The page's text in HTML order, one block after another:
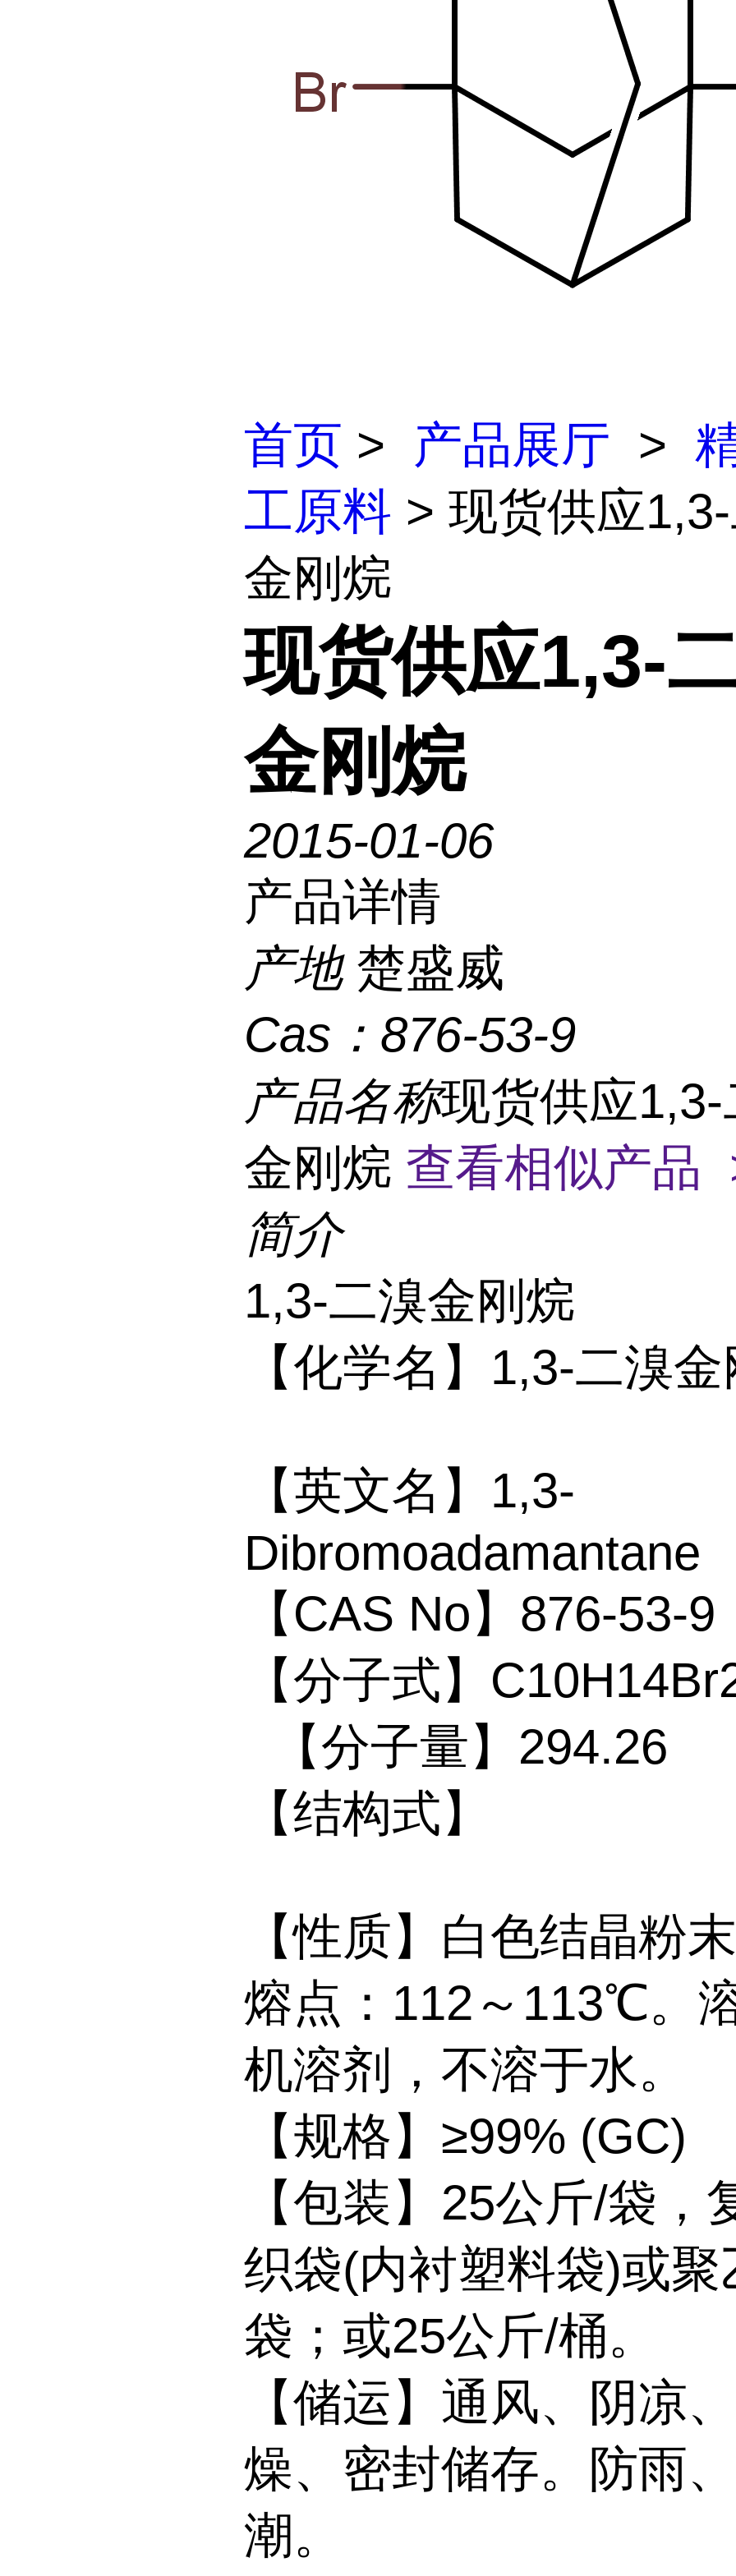
首页 > 产品展厅 >
工原料 > 现货供应
金刚烷
现货供应1,3-
金刚烷
2015-01-06
产品详情
产地 楚盛威
Cas： 876-53-9
产品名称现货供应1,3-
金刚烷 查看相似产品
简介
1,3-二溴金刚烷
【化学名】1,3-二溴
【英文名】1,3-
Dibromoadamantane
【CAS No】876-53-9
【分子式】
【分子量】294.26
【结构式】
【性质】白色结晶粉
熔点：112～113℃。
机溶剂，不溶于水。
【规格】≥99% (GC)
【包装】25公斤/袋，
织袋(内衬塑料袋)或聚
袋；或25公斤/桶。
【储运】通风、阴凉
燥、密封储存。防雨
潮。